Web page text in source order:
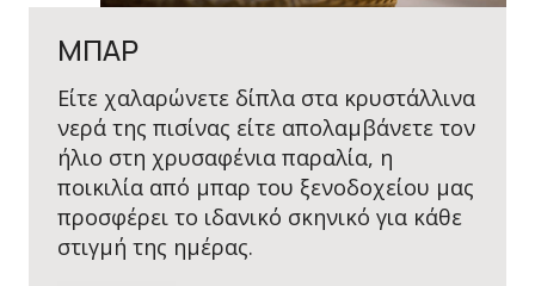
ΜΠΑΡ
Είτε χαλαρώνετε δίπλα στα κρυστάλλινα
νερά της πισίνας είτε απολαμβάνετε τον
ήλιο στη χρυσαφένια παραλία, η
ποικιλία από μπαρ του ξενοδοχείου μας
προσφέρει το ιδανικό σκηνικό για κάθε
στιγμή της ημέρας.